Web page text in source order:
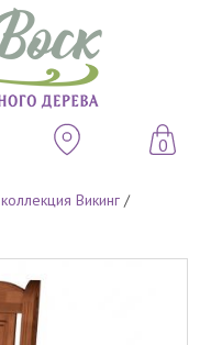
0
коллекция Викинг /